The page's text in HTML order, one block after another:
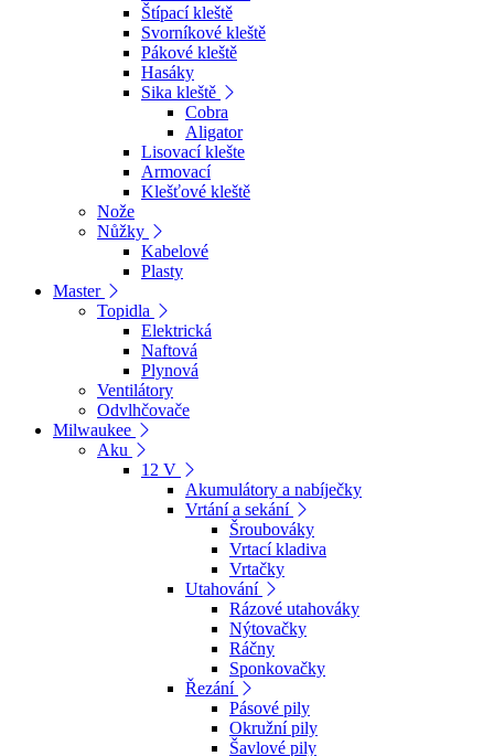
Štípací kleště
Svorníkové kleště
Pákové kleště
Hasáky
Sika kleště
Cobra
Aligator
Lisovací klešte
Armovací
Klešťové kleště
Nože
Nůžky
Kabelové
Plasty
Master
Topidla
Elektrická
Naftová
Plynová
Ventilátory
Odvlhčovače
Milwaukee
Aku
12 V
Akumulátory a nabíječky
Vrtání a sekání
Šroubováky
Vrtací kladiva
Vrtačky
Utahování
Rázové utahováky
Nýtovačky
Ráčny
Sponkovačky
Řezání
Pásové pily
Okružní pily
Šavlové pily